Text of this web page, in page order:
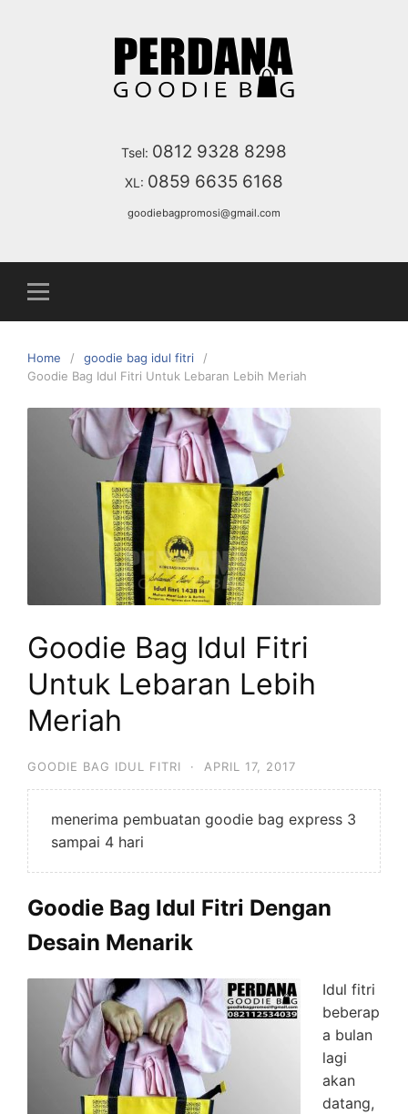
n
Tsel: 0812 9328 8298
XL: 0859 6635 6168
goodiebagpromosi@gmail.com
Home
goodie bag idul fitri
Goodie Bag Idul Fitri Untuk Lebaran Lebih Meriah
Goodie Bag Idul Fitri
Untuk Lebaran Lebih
Meriah
GOODIE BAG IDUL FITRI · APRIL 17, 2017
menerima pembuatan goodie bag express 3
sampai 4 hari
Goodie Bag Idul Fitri Dengan
Desain Menarik
Idul fitri
beberap
a bulan
lagi
akan
datang,